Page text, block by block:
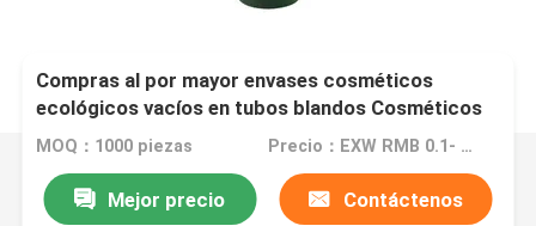
Compras al por mayor envases cosméticos
ecológicos vacíos en tubos blandos Cosméticos
crema corporal tubos de loción 3ml-400ml
MOQ：1000 piezas Precio：EXW RMB 0.1- EXW RMB 5
Mejor precio Contáctenos